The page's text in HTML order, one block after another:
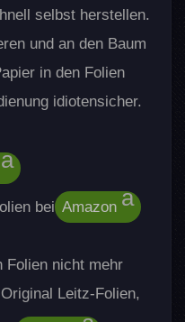
selbst herstellen.
und an den Baum
in den Folien
idiotensicher.
bei Amazon
Folien nicht mehr
Leitz-Folien,